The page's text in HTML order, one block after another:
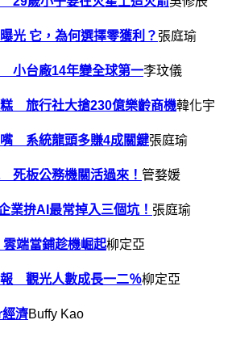
光 它，為何選擇零獲利？ 張庭瑜
小台廠14年變全球第一李玟儀
旅行社大搶230億樂齡商機韓化宇
系統龍頭多賺4成關鍵張庭瑜
死板公務機關活過來！ 管婺媛
業拚AI最常掉入三個坑！ 張庭瑜
端當鋪趁機崛起柳定亞
觀光人數成長一二％柳定亞
濟Buffy Kao